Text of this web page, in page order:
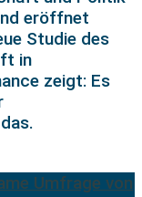
eröffnet
Studie des
in
zeigt: Es